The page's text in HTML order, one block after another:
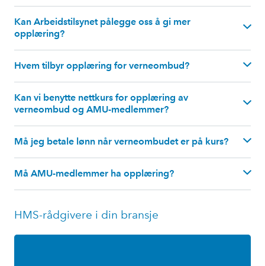
Kan Arbeidstilsynet pålegge oss å gi mer
opplæring?
Hvem tilbyr opplæring for verneombud?
Kan vi benytte nettkurs for opplæring av
verneombud og AMU-medlemmer?
Må jeg betale lønn når verneombudet er på kurs?
Må AMU-medlemmer ha opplæring?
HMS-rådgivere i din bransje